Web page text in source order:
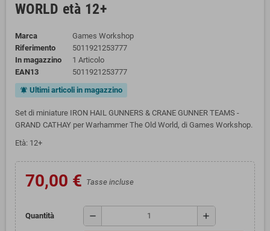
WORLD età 12+
Marca
Games Workshop
Riferimento
5011921253777
In magazzino
1 Articolo
EAN13
5011921253777
notifications_active Ultimi articoli in magazzino
Set di miniature IRON HAIL GUNNERS & CRANE GUNNER TEAMS -
GRAND CATHAY per Warhammer The Old World, di Games Workshop.
Età: 12+
70,00 € Tasse incluse
Quantità remove add